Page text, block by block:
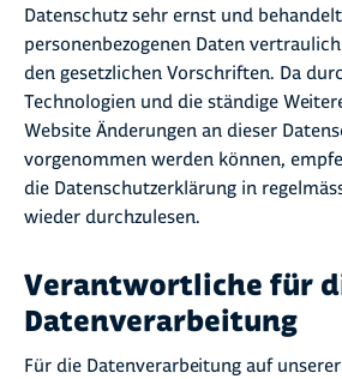
Datenschutz sehr ernst und
personenbezogenen Daten
den gesetzlichen Vorschriften. Da
Technologien und die ständige
Website Änderungen an dieser
vorgenommen werden können,
die Datenschutzerklärung in
wieder durchzulesen.
Verantwortliche für
Datenverarbeitung
Für die Datenverarbeitung auf